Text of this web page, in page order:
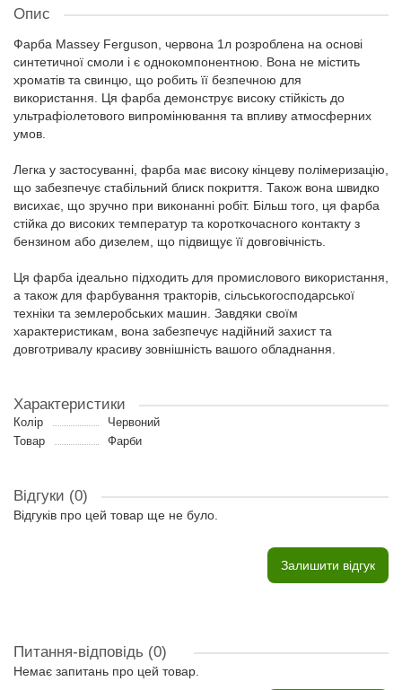
Опис
Фарба Massey Ferguson, червона 1л розроблена на основі
синтетичної смоли і є однокомпонентною. Вона не містить
хроматів та свинцю, що робить її безпечною для
використання. Ця фарба демонструє високу стійкість до
ультрафіолетового випромінювання та впливу атмосферних
умов.
Легка у застосуванні, фарба має високу кінцеву полімеризацію,
що забезпечує стабільний блиск покриття. Також вона швидко
висихає, що зручно при виконанні робіт. Більш того, ця фарба
стійка до високих температур та короткочасного контакту з
бензином або дизелем, що підвищує її довговічність.
Ця фарба ідеально підходить для промислового використання,
а також для фарбування тракторів, сільськогосподарської
техніки та землеробських машин. Завдяки своїм
характеристикам, вона забезпечує надійний захист та
довготривалу красиву зовнішність вашого обладнання.
Характеристики
Колір
Червоний
Товар
Фарби
Відгуки (0)
Відгуків про цей товар ще не було.
Залишити відгук
Питання-відповідь (0)
Немає запитань про цей товар.